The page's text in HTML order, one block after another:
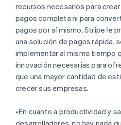
recursos necesarios para
pagos completa ni para
pagos por sí mismo. Stripe le
una solución de pagos rápida,
implementar al mismo tiempo
innovación necesarias para
que una mayor cantidad de
crecer sus empresas.
«En cuanto a productividad y
desarrolladores, no hay nada